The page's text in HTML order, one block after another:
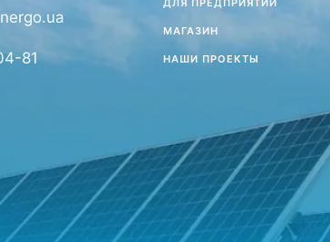
81
ДЛЯ ПРЕДПРИЯТИЙ
МАГАЗИН
НАШИ ПРОЕКТЫ